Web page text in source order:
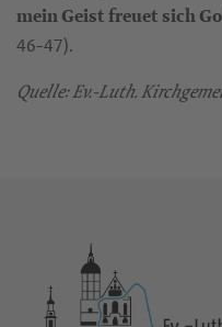
mein Geist freuet sich
46-47).
Quelle: Ev.-Luth.